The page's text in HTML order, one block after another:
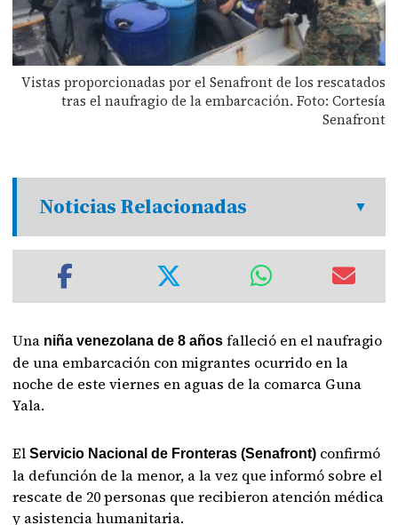
Vistas proporcionadas por el Senafront de los rescatados
tras el naufragio de la embarcación. Foto: Cortesía
Senafront
Noticias Relacionadas
Una niña venezolana de 8 añosfalleció en el naufragio
de una embarcación con migrantes ocurrido en la
noche de este viernes en aguas de la comarca Guna
Yala.
ElServicio Nacional de Fronteras (Senafront) confirmó
la defunción de la menor, a la vez que informó sobre el
rescate de 20 personas que recibieron atención médica
y asistencia humanitaria.